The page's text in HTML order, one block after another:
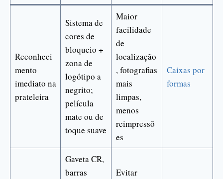
Reconheci
mento
imediato na
prateleira
Sistema de
cores de
bloqueio +
zona de
logótipo a
negrito;
película
mate ou de
toque suave
Maior
facilidade
de
localização
, fotografias
mais
limpas,
menos
reimpressõ
es
Caixas por
formas
Gaveta CR,
barras
Evitar